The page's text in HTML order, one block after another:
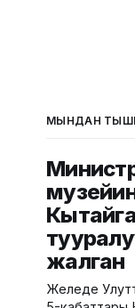
МЫНДАН
жалган
Желеде